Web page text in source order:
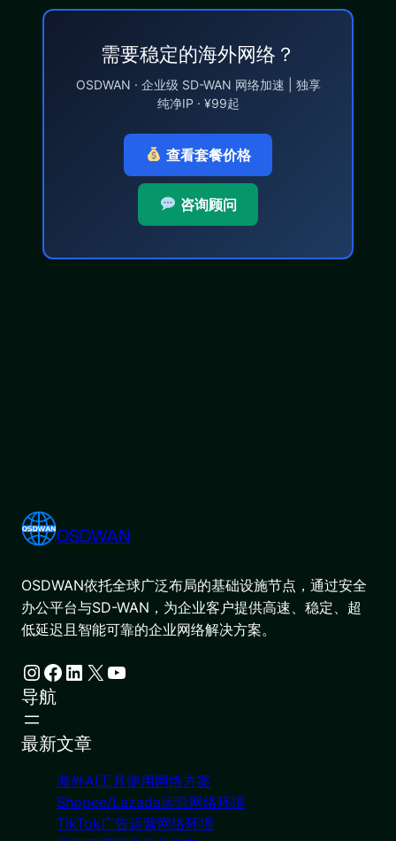
需要稳定的海外网络？
OSDWAN · 企业级 SD-WAN 网络加速 | 独享
纯净IP · ¥99起
查看套餐价格
咨询顾问
OSDWAN
OSDWAN依托全球广泛布局的基础设施节点，通过安全
办公平台与SD-WAN，为企业客户提供高速、稳定、超
低延迟且智能可靠的企业网络解决方案。
Instagram Facebook LinkedIn X YouTube
导航
最新文章
海外AI工具使用网络方案
Shopee/Lazada运营网络环境
TikTok广告运营网络环境